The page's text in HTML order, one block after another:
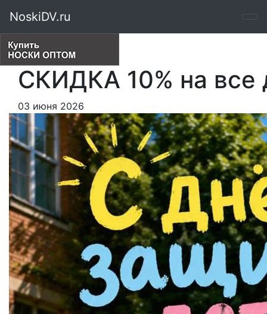
NoskiDV.ru
СКИДКА 10% на все
03 июня 2026